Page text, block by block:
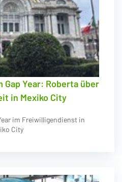
Year: Roberta über
in Mexiko City
im Freiwilligendienst in
City